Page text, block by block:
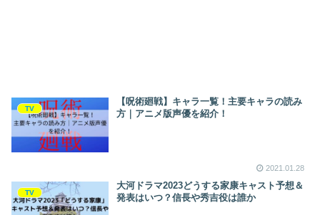
TV
【呪術廻戦】キャラ一覧！主要キャラの読み
方｜アニメ版声優を紹介！
2021.01.28
TV
大河ドラマ2023どうする家康キャスト予想＆
発表はいつ？信長や秀吉役は誰か